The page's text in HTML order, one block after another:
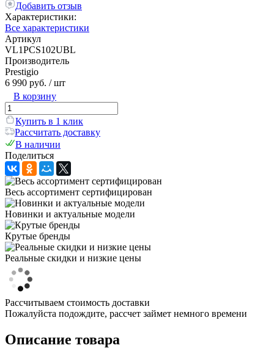
Добавить отзыв
Характеристики:
Все характеристики
Артикул
VL1PCS102UBL
Производитель
Prestigio
6 990 руб. / шт
В корзину
Купить в 1 клик
Рассчитать доставку
В наличии
Поделиться
Весь ассортимент сертифицирован
Новинки и актуальные модели
Крутые бренды
Реальные скидки и низкие цены
Рассчитываем стоимость доставки
Пожалуйста подождите, рассчет займет немного времени
Описание товара